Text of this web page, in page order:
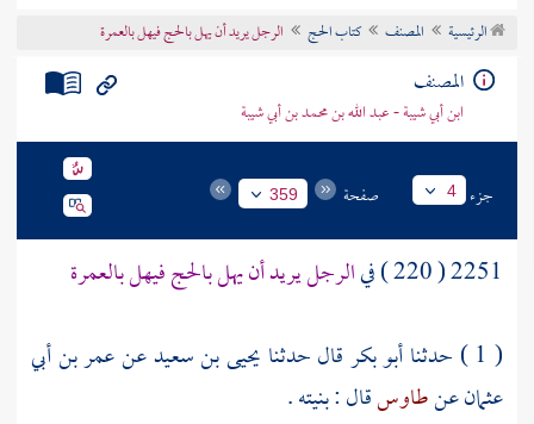
تراجم الأعلام
الرئيسية المصنف كتاب الحج الرجل يريد أن يهل بالحج فيهل بالعمرة
المصنف
ابن أبي شيبة - عبد الله بن محمد بن أبي شيبة
جزء 4 صفحة 359
2251 ( 220 ) في
الرجل يريد أن يهل بالحج فيهل بالعمرة
( 1 ) حدثنا
أبو بكرقال حدثنا يحيى بن سعيدعنعمر بن أبي
عثمانعنطاوسقال : بنيته .